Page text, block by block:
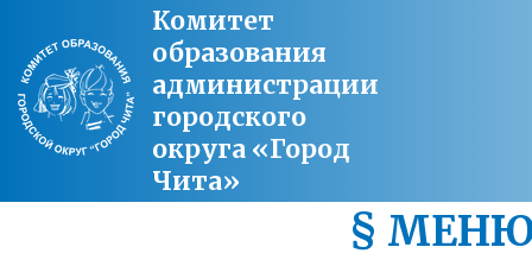
Комитет
образования
администрации
городского
округа «Город
Чита»
§